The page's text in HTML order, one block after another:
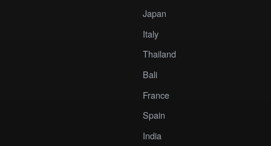
Japan
Italy
Thailand
Bali
France
Spain
India